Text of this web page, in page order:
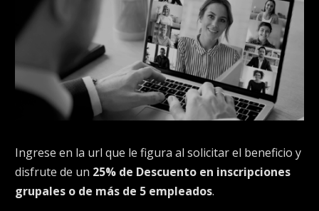
Ingrese en la url que le figura al solicitar el beneficio y
disfrute de un 25% de Descuento en inscripciones
grupales o de más de 5 empleados.